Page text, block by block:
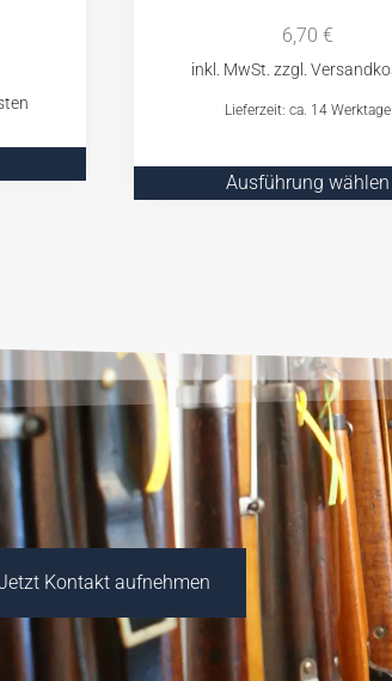
6,70 €
Lieferzeit: ca. 14 Werktage
Ausführung wählen
Kontakt aufnehmen